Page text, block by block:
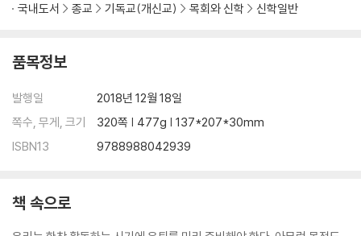
국내도서 종교 기독교(개신교) 목회와 신학 신학일반
품목정보
발행일
2018년 12월 18일
쪽수, 무게, 크기
320쪽 | 477g | 137*207*30mm
ISBN13
9788988042939
책 속으로